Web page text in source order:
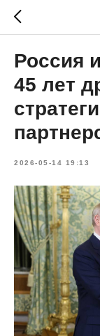
Россия
45 лет
2026-05-14 19:13